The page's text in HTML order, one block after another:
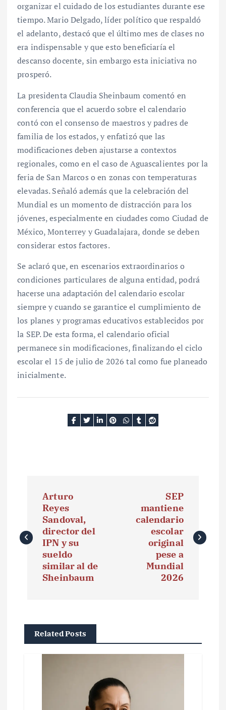
organizar el cuidado de los estudiantes durante ese
tiempo. Mario Delgado, líder político que respaldó
el adelanto, destacó que el último mes de clases no
era indispensable y que esto beneficiaría el
descanso docente, sin embargo esta iniciativa no
prosperó.
La presidenta Claudia Sheinbaum comentó en
conferencia que el acuerdo sobre el calendario
contó con el consenso de maestros y padres de
familia de los estados, y enfatizó que las
modificaciones deben ajustarse a contextos
regionales, como en el caso de Aguascalientes por la
feria de San Marcos o en zonas con temperaturas
elevadas. Señaló además que la celebración del
Mundial es un momento de distracción para los
jóvenes, especialmente en ciudades como Ciudad de
México, Monterrey y Guadalajara, donde se deben
considerar estos factores.
Se aclaró que, en escenarios extraordinarios o
condiciones particulares de alguna entidad, podrá
hacerse una adaptación del calendario escolar
siempre y cuando se garantice el cumplimiento de
los planes y programas educativos establecidos por
la SEP. De esta forma, el calendario oficial
permanece sin modificaciones, finalizando el ciclo
escolar el 15 de julio de 2026 tal como fue planeado
inicialmente.
v
e
ó
Arturo
Reyes
Sandoval,
director del
IPN y su
sueldo
similar al de
Sheinbaum
SEP
mantiene
calendario
escolar
original
pese a
Mundial
2026
Related Posts